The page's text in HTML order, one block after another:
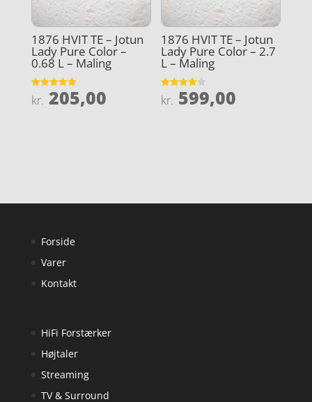
1876 HVIT TE – Jotun
Lady Pure Color –
0.68 L – Maling
Vurderet
5
kr. 205,00
1876 HVIT TE – Jotun
Lady Pure Color – 2.7
L – Maling
Vurderet
4
kr. 599,00
Forside
Varer
Kontakt
HiFi Forstærker
Højtaler
Streaming
TV & Surround